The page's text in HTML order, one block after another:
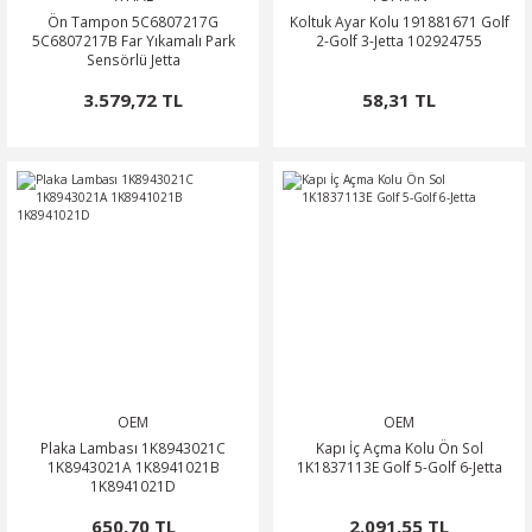
Ön Tampon 5C6807217G
5C6807217B Far Yıkamalı Park
Sensörlü Jetta
3.579,72 TL
Koltuk Ayar Kolu 191881671 Golf
2-Golf 3-Jetta 102924755
58,31 TL
OEM
Plaka Lambası 1K8943021C
1K8943021A 1K8941021B
1K8941021D
650,70 TL
OEM
Kapı İç Açma Kolu Ön Sol
1K1837113E Golf 5-Golf 6-Jetta
2.091,55 TL